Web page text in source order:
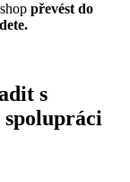
převést do
s